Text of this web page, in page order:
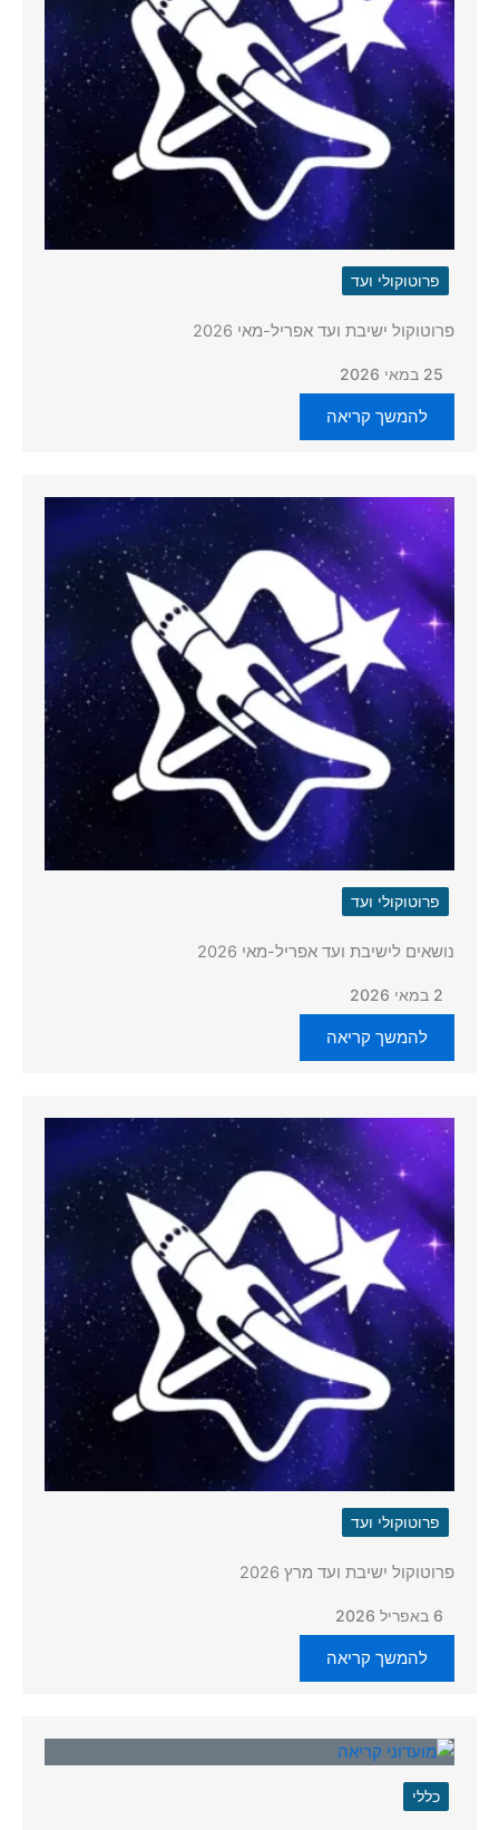
פרוטוקולי ועד
פרוטוקול ישיבת ועד אפריל-מאי 2026
25 במאי 2026
להמשך קריאה
פרוטוקולי ועד
נושאים לישיבת ועד אפריל-מאי 2026
2 במאי 2026
להמשך קריאה
פרוטוקולי ועד
פרוטוקול ישיבת ועד מרץ 2026
6 באפריל 2026
להמשך קריאה
כללי